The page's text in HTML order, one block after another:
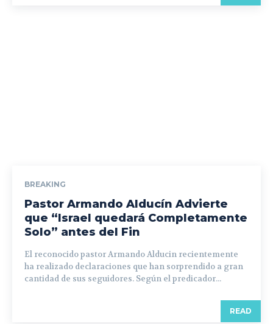
BREAKING
Pastor Armando Alducín Advierte
que “Israel quedará Completamente
Solo” antes del Fin
El reconocido pastor Armando Alducin recientemente
ha realizado declaraciones que han sorprendido a gran
cantidad de sus seguidores. Según el predicador...
READ